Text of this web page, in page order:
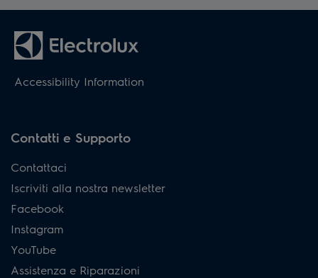
Accessibility Information
Contatti e Supporto
Contattaci
Iscriviti alla nostra newsletter
Facebook
Instagram
YouTube
Assistenza e Riparazioni